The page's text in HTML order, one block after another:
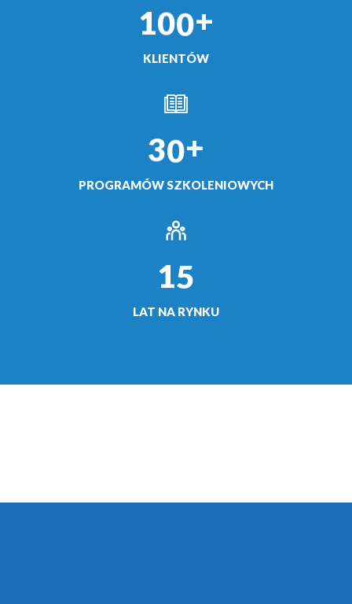
100+
KLIENTÓW
30+
PROGRAMÓW SZKOLENIOWYCH
15
LAT NA RYNKU